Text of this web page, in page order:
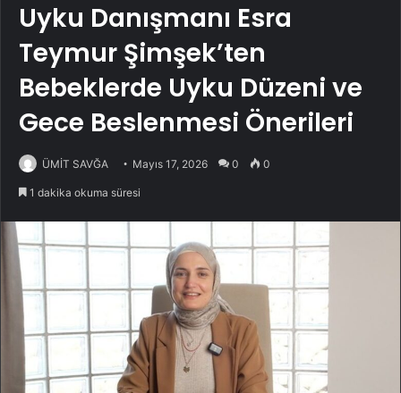
Uyku Danışmanı Esra
Teymur Şimşek’ten
Bebeklerde Uyku Düzeni ve
Gece Beslenmesi Önerileri
ÜMİT SAVĞA Mayıs 17, 2026 0 0
1 dakika okuma süresi